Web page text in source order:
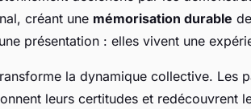
créant une mémorisation durable
présentation : elles vivent une
la dynamique collective. Les
leurs certitudes et redécouvrent